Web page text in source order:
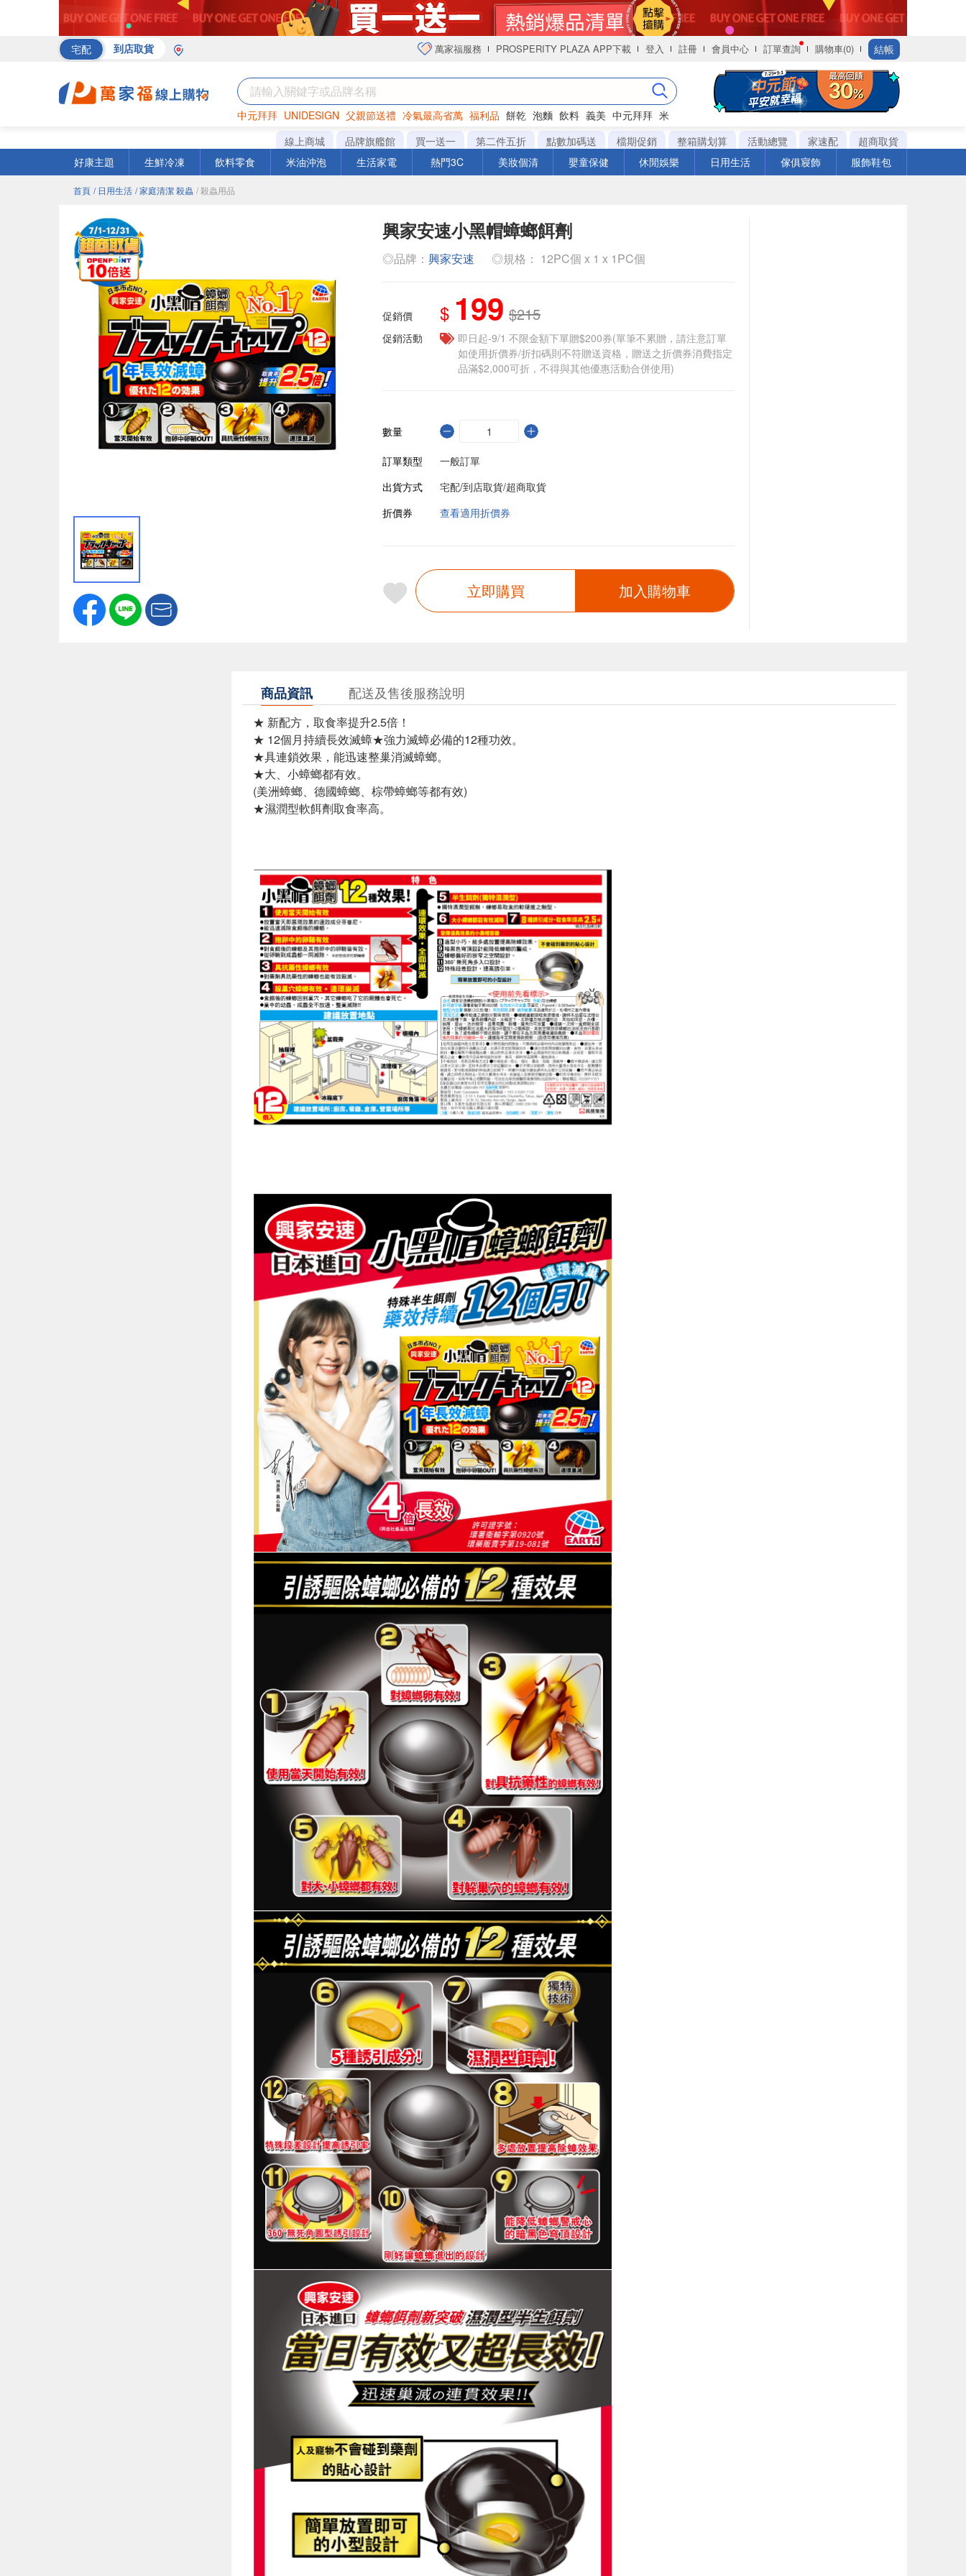
宅配 到店取貨 萬家福服務 PROSPERITY PLAZA APP下載 登入 註冊 會員中心 訂單查詢 購物車(0) 結帳
中元拜拜 UNIDESIGN 父親節送禮 冷氣最高省萬 福利品 餅乾 泡麵 飲料 義美 中元拜拜 米
海苔 巧克力 衛生紙
線上商城 品牌旗艦館 買一送一 第二件五折 點數加碼送 檔期促銷 整箱購划算 活動總覽 家速配
超商取貨
好康主題
生鮮冷凍 飲料零食 米油沖泡 生活家電 熱門3C 美妝個清 嬰童保健 休閒娛樂 日用生活 傢俱寢飾 服飾鞋包
首頁 / 日用生活 / 家庭清潔 殺蟲 / 殺蟲用品
興家安速小黑帽蟑螂餌劑
◎品牌： 興家安速 ◎規格： 12PC個 x 1 x 1PC個
促銷價 $ 199 $215
促銷活動
即日起-9/1 不限金額下單贈$200券(單筆不累贈，請注意訂單
如使用折價券/折扣碼則不符贈送資格，贈送之折價券消費指定
品滿$2,000可折，不得與其他優惠活動合併使用)
數量
訂單類型
一般訂單
出貨方式
宅配/到店取貨/超商取貨
折價券
查看適用折價券
立即購買 加入購物車
商品資訊 配送及售後服務說明
★ 新配方，取食率提升2.5倍！
★ 12個月持續長效滅蟑★強力滅蟑必備的12種功效。
★具連鎖效果，能迅速整巢消滅蟑螂。
★大、小蟑螂都有效。
(美洲蟑螂、德國蟑螂、棕帶蟑螂等都有效)
★濕潤型軟餌劑取食率高。